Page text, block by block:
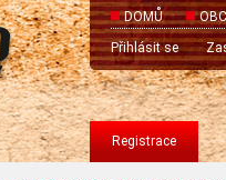
DOMŮ
Přihlásit se
Registrace